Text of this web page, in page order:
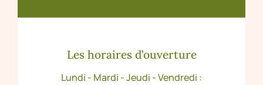
Les horaires d’ouverture
Lundi - Mardi - Jeudi - Vendredi :